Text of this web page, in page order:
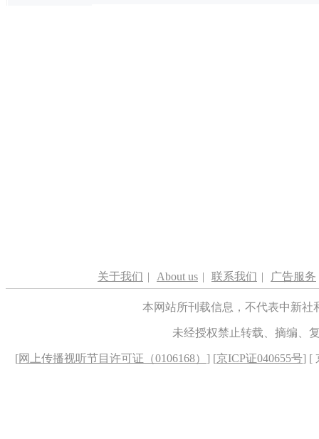
关于我们 | About us | 联系我们 | 广告服务
本网站所刊载信息，不代表中新
未经授权禁止转载、摘编、
[网上传播视听节目许可证（0106168） ] [京ICP证040655号] [